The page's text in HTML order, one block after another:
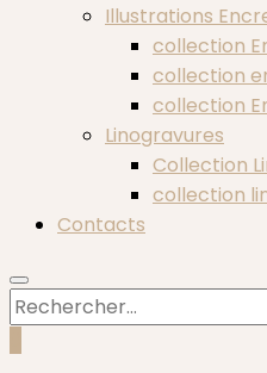
Illustrations
collection
collection
collection
Linogravures
Collection
collection
Contacts
Rechercher :